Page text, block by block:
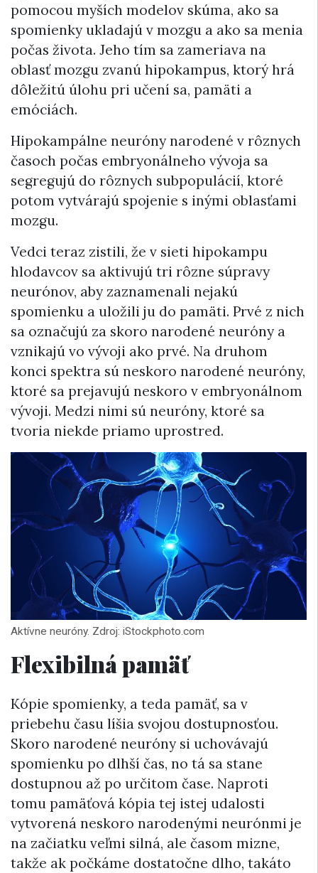
pomocou myších modelov skúma, ako sa
spomienky ukladajú v mozgu a ako sa menia
počas života. Jeho tím sa zameriava na
oblasť mozgu zvanú hipokampus, ktorý hrá
dôležitú úlohu pri učení sa, pamäti a
emóciách.
Hipokampálne neuróny narodené v rôznych
časoch počas embryonálneho vývoja sa
segregujú do rôznych subpopulácií, ktoré
potom vytvárajú spojenie s inými oblasťami
mozgu.
Vedci teraz zistili, že v sieti hipokampu
hlodavcov sa aktivujú tri rôzne súpravy
neurónov, aby zaznamenali nejakú
spomienku a uložili ju do pamäti. Prvé z nich
sa označujú za skoro narodené neuróny a
vznikajú vo vývoji ako prvé. Na druhom
konci spektra sú neskoro narodené neuróny,
ktoré sa prejavujú neskoro v embryonálnom
vývoji. Medzi nimi sú neuróny, ktoré sa
tvoria niekde priamo uprostred.
Aktívne neuróny. Zdroj: iStockphoto.com
Flexibilná pamäť
Kópie spomienky, a teda pamäť, sa v
priebehu času líšia svojou dostupnosťou.
Skoro narodené neuróny si uchovávajú
spomienku po dlhší čas, no tá sa stane
dostupnou až po určitom čase. Naproti
tomu pamäťová kópia tej istej udalosti
vytvorená neskoro narodenými neurónmi je
na začiatku veľmi silná, ale časom mizne,
takže ak počkáme dostatočne dlho, takáto